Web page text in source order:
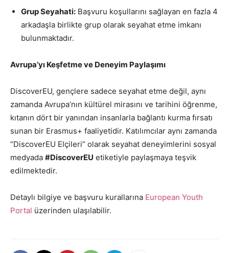
Grup Seyahati: Başvuru koşullarını sağlayan en fazla 4
arkadaşla birlikte grup olarak seyahat etme imkanı
bulunmaktadır.
Avrupa’yı Keşfetme ve Deneyim Paylaşımı
DiscoverEU, gençlere sadece seyahat etme değil, aynı
zamanda Avrupa’nın kültürel mirasını ve tarihini öğrenme,
kıtanın dört bir yanından insanlarla bağlantı kurma fırsatı
sunan bir Erasmus+ faaliyetidir. Katılımcılar aynı zamanda
“DiscoverEU Elçileri” olarak seyahat deneyimlerini sosyal
medyada #DiscoverEU etiketiyle paylaşmaya teşvik
edilmektedir.
Detaylı bilgiye ve başvuru kurallarına European Youth
Portal üzerinden ulaşılabilir.